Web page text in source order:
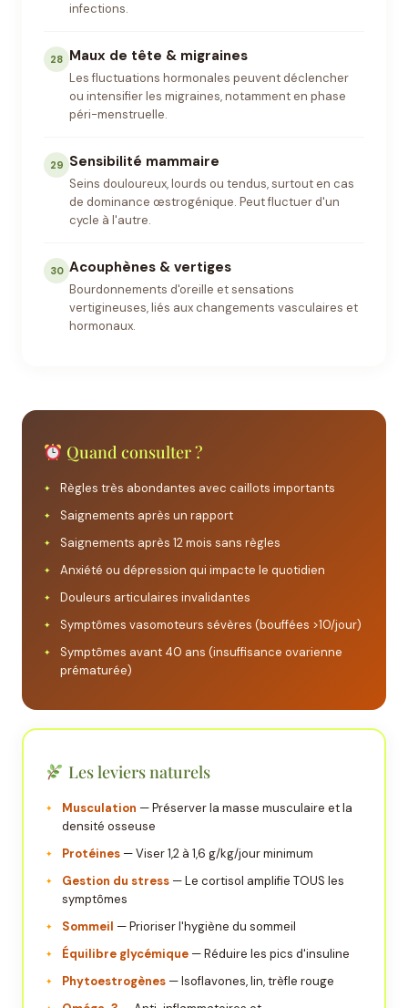
infections.
28 Maux de tête & migraines
Les fluctuations hormonales peuvent déclencher
ou intensifier les migraines, notamment en phase
péri-menstruelle.
29 Sensibilité mammaire
Seins douloureux, lourds ou tendus, surtout en cas
de dominance œstrogénique. Peut fluctuer d'un
cycle à l'autre.
30 Acouphènes & vertiges
Bourdonnements d'oreille et sensations
vertigineuses, liés aux changements vasculaires et
hormonaux.
Quand consulter ?
Règles très abondantes avec caillots importants
Saignements après un rapport
Saignements après 12 mois sans règles
Anxiété ou dépression qui impacte le quotidien
Douleurs articulaires invalidantes
Symptômes vasomoteurs sévères (bouffées >10/jour)
Symptômes avant 40 ans (insuffisance ovarienne
prématurée)
Les leviers naturels
Musculation — Préserver la masse musculaire et la
densité osseuse
Protéines — Viser 1,2 à 1,6 g/kg/jour minimum
Gestion du stress — Le cortisol amplifie TOUS les
symptômes
Sommeil — Prioriser l'hygiène du sommeil
Équilibre glycémique — Réduire les pics d'insuline
Phytoestrogènes — Isoflavones, lin, trèfle rouge